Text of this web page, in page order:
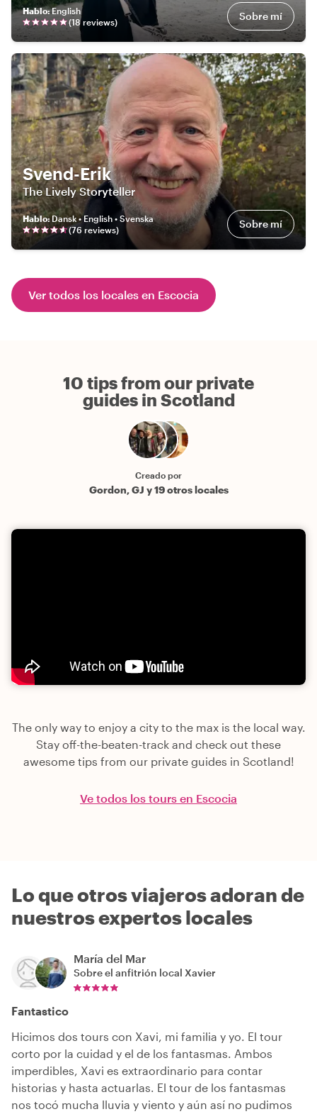
Hablo:English
(18reviews) Sobre mí
Svend-Erik
The Lively Storyteller
Hablo: Dansk • English • Svenska
(76 reviews) Sobre mí
Ver todos los locales en Escocia
10 tips from our private
guides in Scotland
Creado por
Gordon, GJ y 19 otros locales
The only way to enjoy a city to the max is the local way.
Stay off-the-beaten-track and check out these
awesome tips from our private guides in Scotland!
Ve todos los tours en Escocia
Lo que otros viajeros adoran de
nuestros expertos locales
María del Mar
Sobre el anfitrión local Xavier
Fantastico
Hicimos dos tours con Xavi, mi familia y yo. El tour
corto por la cuidad y el de los fantasmas. Ambos
imperdibles, Xavi es extraordinario para contar
historias y hasta actuarlas. El tour de los fantasmas
nos tocó mucha lluvia y viento y aún así no pudimos